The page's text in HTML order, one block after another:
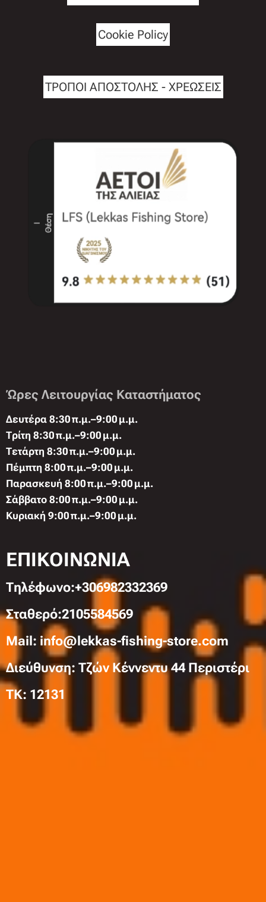
Cookie Policy
ΤΡΟΠΟΙ ΑΠΟΣΤΟΛΗΣ - ΧΡΕΩΣΕΙΣ
Ώρες Λειτουργίας Καταστήματος
Δευτέρα 8:30 π.μ.–9:00 μ.μ.
Τρίτη 8:30 π.μ.–9:00 μ.μ.
Τετάρτη 8:30 π.μ.–9:00 μ.μ.
Πέμπτη 8:00 π.μ.–9:00 μ.μ.
Παρασκευή 8:00 π.μ.–9:00 μ.μ.
Σάββατο 8:00 π.μ.–9:00 μ.μ.
Κυριακή 9:00 π.μ.–9:00 μ.μ.
ΕΠΙΚΟΙΝΩΝΙΑ
Τηλέφωνo:+306982332369
Σταθερό:2105584569
Mail: info@lekkas-fishing-store.com
Διεύθυνση: Τζών Κέννεντυ 44 Περιστέρι
TK: 12131